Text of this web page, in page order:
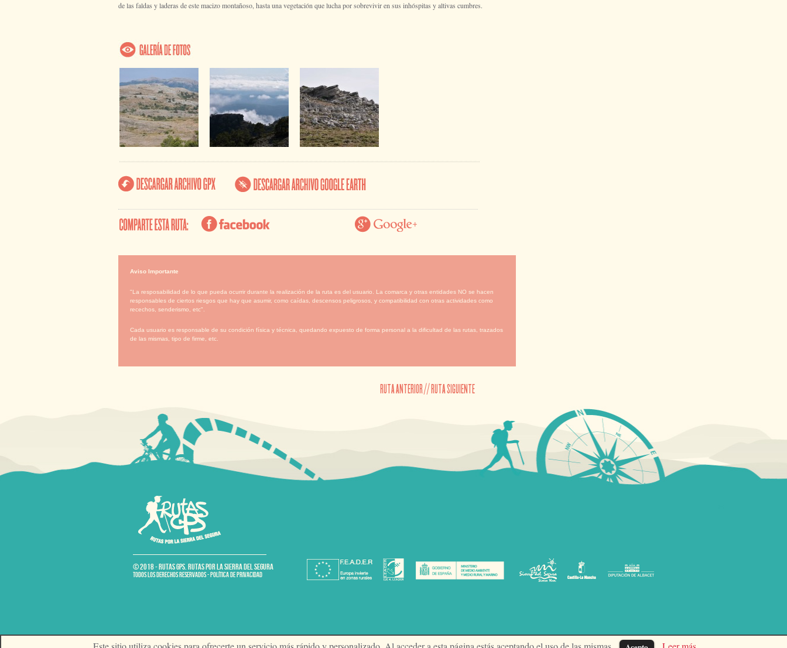
de las faldas y laderas de este macizo montañoso, hasta una vegetación que lucha por sobrevivir en sus inhóspitas y altivas cumbres.
Aviso Importante
"La resposabilidad de lo que pueda ocurrir durante la realización de la ruta es del usuario. La comarca y otras entidades NO se hacen
responsables de ciertos riesgos que hay que asumir, como caídas, descensos peligrosos, y compatibilidad con otras actividades como
recechos, senderismo, etc".
Cada usuario es responsable de su condición física y técnica, quedando expuesto de forma personal a la dificultad de las rutas, trazados
de las mismas, tipo de firme, etc.
RUTA ANTERIOR//RUTA SIGUIENTE
© 2018 - RUTAS GPS. RUTAS POR LA SIERRA DEL SEGURA
TODOS LOS DERECHOS RESERVADOS - POLÍTICA DE PRIVACIDAD